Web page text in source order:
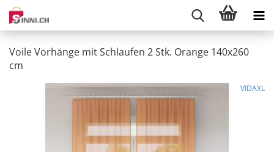
Voile Vorhänge mit Schlaufen 2 Stk. Orange 140x260
cm
VIDAXL